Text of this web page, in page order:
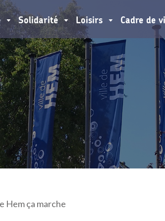
Solidarité Loisirs Cadre de
Hem ça marche